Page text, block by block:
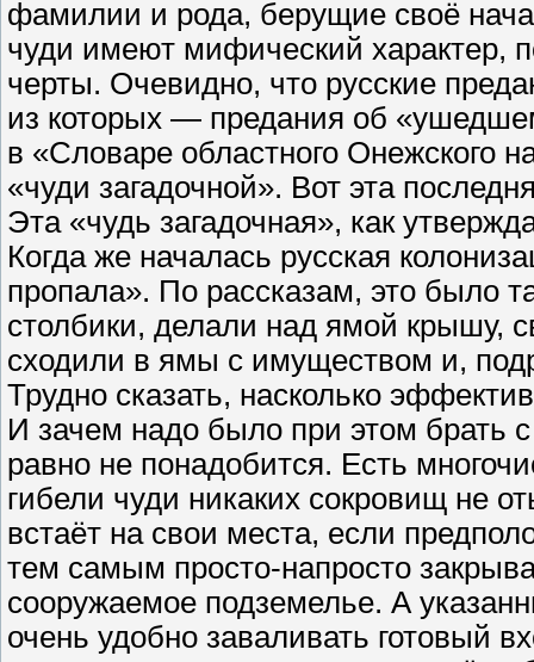
фамилии и рода, берущие своё
чуди имеют мифический характер,
черты. Очевидно, что русские
из которых — предания об
в «Словаре областного Онежского
«чуди загадочной». Вот эта
Эта «чудь загадочная», как
Когда же началась русская
пропала». По рассказам, это было
столбики, делали над ямой крышу,
сходили в ямы с имуществом и,
Трудно сказать, насколько
И зачем надо было при этом брать
равно не понадобится. Есть
гибели чуди никаких сокровищ не
встаёт на свои места, если
тем самым просто-напросто
сооружаемое подземелье. А
очень удобно заваливать готовый